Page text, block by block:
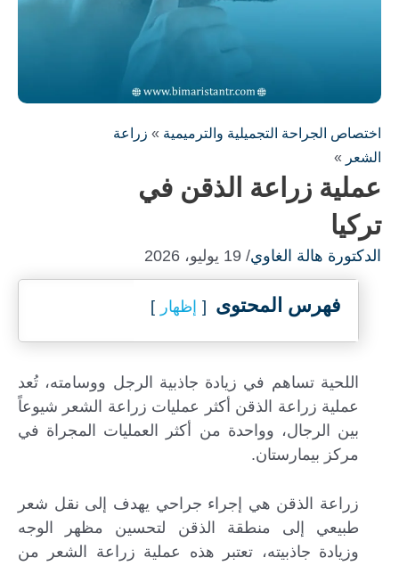
اختصاص الجراحة التجميلية والترميمية » زراعة
الشعر »
عملية زراعة الذقن في
تركيا
الدكتورة هالة الغاوي/ 19 يوليو، 2026
فهرس المحتوى إظهار
اللحية تساهم في زيادة جاذبية الرجل ووسامته، تُعد
عملية زراعة الذقن أكثر عمليات زراعة الشعر شيوعاً
بين الرجال، وواحدة من أكثر العمليات المجراة في
مركز بيمارستان.
زراعة الذقن هي إجراء جراحي يهدف إلى نقل شعر
طبيعي إلى منطقة الذقن لتحسين مظهر الوجه
وزيادة جاذبيته، تعتبر هذه عملية زراعة الشعر من